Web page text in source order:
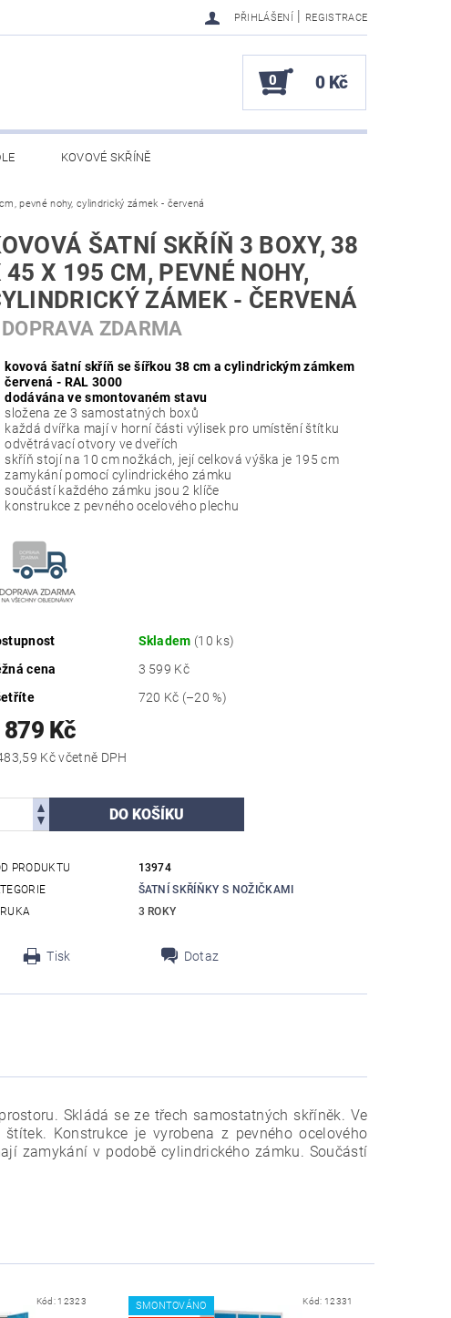
PŘIHLÁŠENÍ | REGISTRACE
0 0 Kč
KOVOVÉ SKŘÍNĚ
pevné nohy, cylindrický zámek - červená
ŠATNÍ SKŘÍŇ 3 BOXY, 38
45 X 195 CM, PEVNÉ NOHY,
ZÁMEK - ČERVENÁ
ZDARMA
kovová šatní skříň se šířkou 38 cm a cylindrickým zámkem
červená - RAL 3000
dodávána ve smontovaném stavu
složena ze 3 samostatných boxů
každá dvířka mají v horní části výlisek pro umístění štítku
odvětrávací otvory ve dveřích
skříň stojí na 10 cm nožkách, její celková výška je 195 cm
zamykání pomocí cylindrického zámku
součástí každého zámku jsou 2 klíče
konstrukce z pevného ocelového plechu
Skladem (10 ks)
cena
3 599 Kč
720 Kč (–20 %)
879 Kč
3 483,59 Kč včetně DPH
PRODUKTU
13974
ŠATNÍ SKŘÍŇKY S NOŽIČKAMI
3 ROKY
Tisk Dotaz
Skládá se ze třech samostatných skříněk. Ve
štítek. Konstrukce je vyrobena z pevného ocelového
zamykání v podobě cylindrického zámku. Součástí
Kód: 12323
SMONTOVÁNO
Kód: 12331